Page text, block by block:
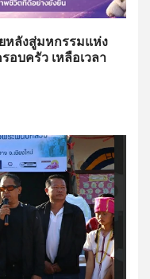
หลังสู่มหกรรมแห่ง
บครัว เหลือเวลา